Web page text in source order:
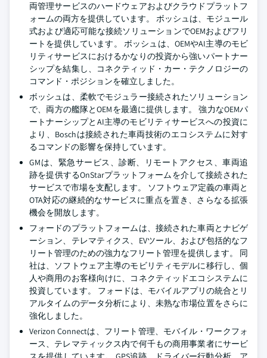
両管理サービスのハードウェアおよびクラウドプラットフ
ォームの両方を提供しています。 ボッシュは、モジュール
式および適応可能な接続ソリューションでOEMおよびフリ
ートを提供しています。 ボッシュは、OEMやAI主導のモビ
リティサービスにおけるかなりの投資から強いパートナー
シップを結集し、コネクティッド・カー・テクノロジーの
コマンド・ポジションを確立しました。
ボッシュは、柔軟でモジュラー接続されたソリューション
で、両方の艦隊とOEMを最適に提供します。 強力なOEMパ
ートナーシップとAI主導のモビリティサービスへの投資に
より、Boschは接続された車両技術のエコシステムに対す
るコマンドの影響を保持しています。
GMは、緊急サービス、診断、リモートアクセス、車両追
跡を提供するOnStarプラットフォームを介して接続された
サービスで市場を支配します。 ソフトウェア定義の車両と
OTA対応の継続的なサービスに重点を置き、さらなる拡張
機会を開放します。
フォードのプラットフォームは、接続された車両とナビゲ
ーション、テレマティクス、EVツール、および包括的なフ
リート管理のための強力なフリート管理を提供します。 同
社は、ソフトウェア主導のモビリティモデルに移行し、個
人や商用のお客様向けに、コネクティッドエコシステムに
投資しています。 フォードは、モバイルアプリの統合とリ
アルタイムのデータ分析により、未熟な市場位置をさらに
強化しました。
Verizon Connectは、フリート管理、モバイル・ワークフォ
ース、テレマティックス内で何千もの商用事業者にサービ